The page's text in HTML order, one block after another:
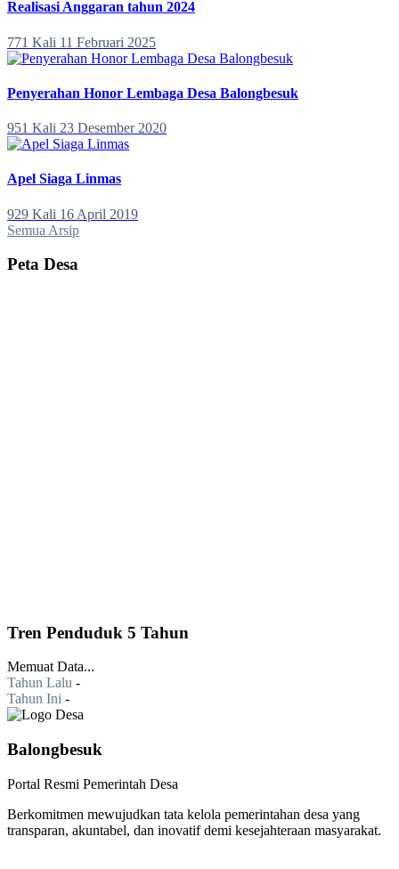
Realisasi Anggaran tahun 2024
771 Kali 11 Februari 2025
Penyerahan Honor Lembaga Desa Balongbesuk
951 Kali 23 Desember 2020
Apel Siaga Linmas
929 Kali 16 April 2019
Semua Arsip
Peta Desa
Tren Penduduk 5 Tahun
Memuat Data...
Tahun Lalu -
Tahun Ini -
Balongbesuk
Portal Resmi Pemerintah Desa
Berkomitmen mewujudkan tata kelola pemerintahan desa yang
transparan, akuntabel, dan inovatif demi kesejahteraan masyarakat.